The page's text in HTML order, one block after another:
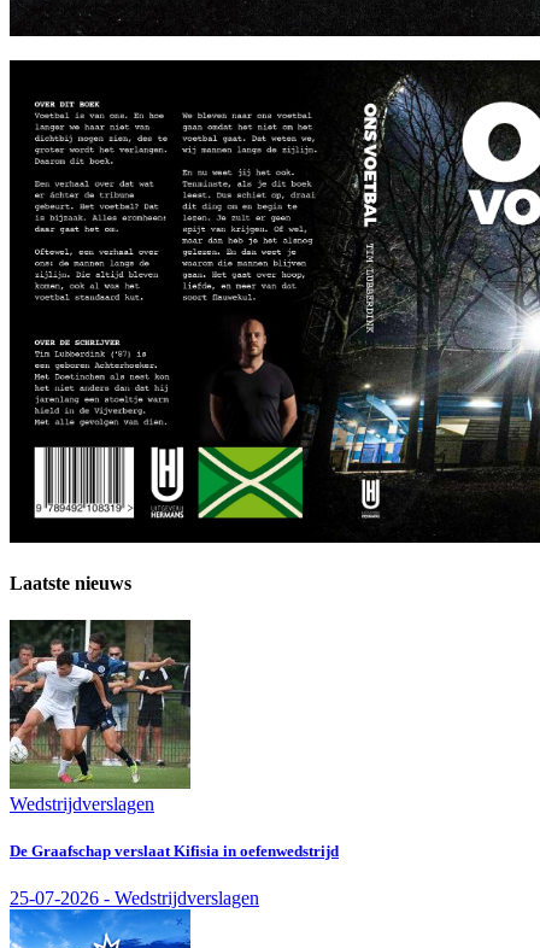
Laatste nieuws
Wedstrijdverslagen
De Graafschap verslaat Kifisia in oefenwedstrijd
25-07-2026 - Wedstrijdverslagen